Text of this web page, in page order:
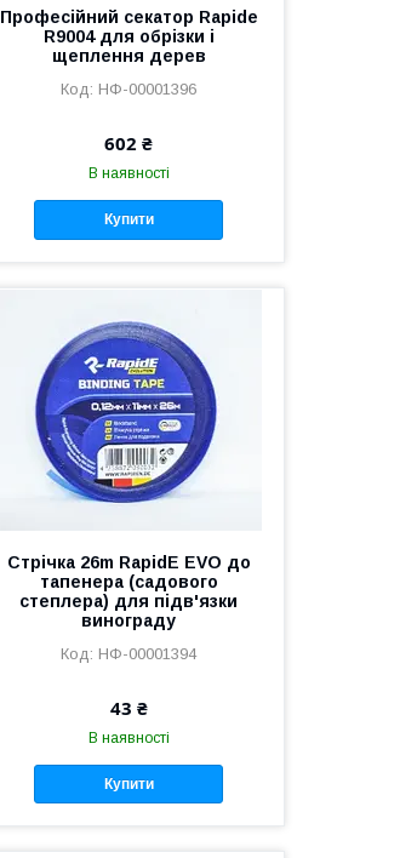
Професійний секатор Rapide
R9004 для обрізки і
щеплення дерев
НФ-00001396
602 ₴
В наявності
Купити
Стрічка 26m RapidE EVO до
тапенера (садового
степлера) для підв'язки
винограду
НФ-00001394
43 ₴
В наявності
Купити